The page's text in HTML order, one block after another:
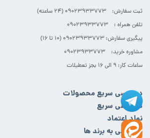
ثبت سفارش: 09023933773 (۲۴ ساعته)
تلفن همراه : 09023933773
پیگیری سفارش: 09023933773 (۱۰ تا ۱۶)
مشاوره خرید: 09023933773
ساعات کار: ۹ الی ۱۶ بجز تعطیلات
دسترسی سریع محصولات
دسترسی سریع
نماد اعتماد
دسترسی به برند ها